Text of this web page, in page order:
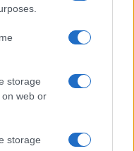
storage
web or
storage
αυτεπάγγελτα,
του Ελληνικού
δεν έχουν
δεν
υπηρεσίας.
τους ελέγχους